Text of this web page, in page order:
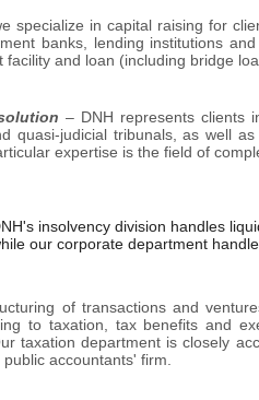
specialize in capital raising for
banks, lending institutions
and loan (including bridge
– DNH represents clients
quasi-judicial tribunals, as well
expertise is the field of
insolvency division handles
our corporate department
of transactions and
to taxation, tax benefits and
taxation department is closely
accountants' firm.